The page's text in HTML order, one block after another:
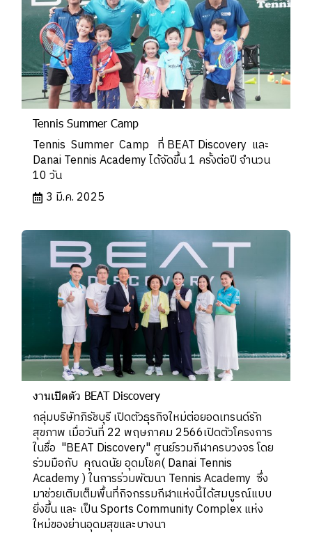
Tennis Summer Camp
Tennis Summer Camp ที่ BEAT Discovery และ
Danai Tennis Academy ได้จัดขึ้น 1 ครั้งต่อปี จำนวน
10 วัน
3 มี.ค. 2025
งานเปิดตัว BEAT Discovery
กลุ่มบริษัทภิรัชบุรี เปิดตัวธุรกิจใหม่ต่อยอดเทรนด์รัก
สุขภาพ เมื่อวันที่ 22 พฤษภาคม 2566เปิดตัวโครงการ
ในชื่อ "BEAT Discovery" ศูนย์รวมกีฬาครบวงจร โดย
ร่วมมือกับ คุณดนัย อุดมโชค( Danai Tennis
Academy ) ในการร่วมพัฒนา Tennis Academy ซึ่ง
มาช่วยเติมเต็มพื้นที่กิจกรรมกีฬาแห่งนี้ได้สมบูรณ์แบบ
ยิ่งขึ้น และ เป็น Sports Community Complex แห่ง
ใหม่ของย่านอุดมสุขและบางนา